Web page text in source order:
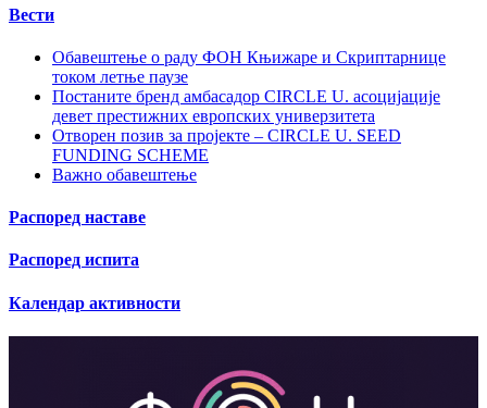
Вести
Обавештење о раду ФОН Књижаре и Скриптарнице
током летње паузе
Постаните бренд амбасадор CIRCLE U. асоцијације
девет престижних европских универзитета
Отворен позив за пројекте – CIRCLE U. SEED
FUNDING SCHEME
Важно обавештење
Распоред наставе
Распоред испита
Календар активности